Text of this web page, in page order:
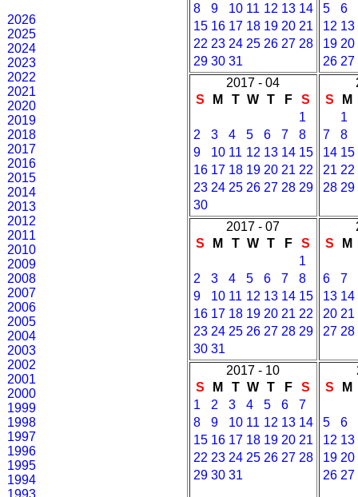
2026
2025
2024
2023
2022
2021
2020
2019
2018
2017
2016
2015
2014
2013
2012
2011
2010
2009
2008
2007
2006
2005
2004
2003
2002
2001
2000
1999
1998
1997
1996
1995
1994
1993
8
9 10 11 12 13 14
15 16 17 18 19 20 21
22 23 24 25 26 27 28
29 30 31
5
6
12 13
19 20
26 27
2017 - 04
S
M T W T F
S
1
2
3 4 5 6 7
8
9
10 11 12 13 14 15
16 17 18 19 20 21 22
23 24 25 26 27 28 29
30
S
M
1
7
8
14 15
21 22
28 29
2017 - 07
S
M T W T F
S
1
2
3 4 5 6 7
8
9
10 11 12 13 14 15
16 17 18 19 20 21 22
23 24 25 26 27 28 29
30 31
S
M
6
7
13 14
20 21
27 28
2017 - 10
S
M T W T F
S
1
2 3 4 5 6
7
8
9 10 11 12 13 14
15 16 17 18 19 20 21
22 23 24 25 26 27 28
29 30 31
S
M
5
6
12 13
19 20
26 27